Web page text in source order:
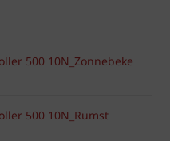
500 10N_Zonnebeke
500 10N_Rumst